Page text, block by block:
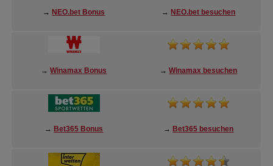
→ NEO.bet Bonus → NEO.bet besuchen
→Winamax Bonus →Winamax besuchen
→ Bet365 Bonus → Bet365 besuchen